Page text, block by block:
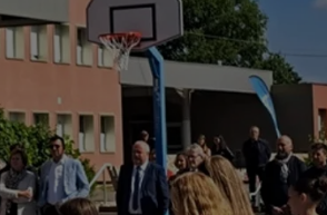
des Auditeurs, la redif